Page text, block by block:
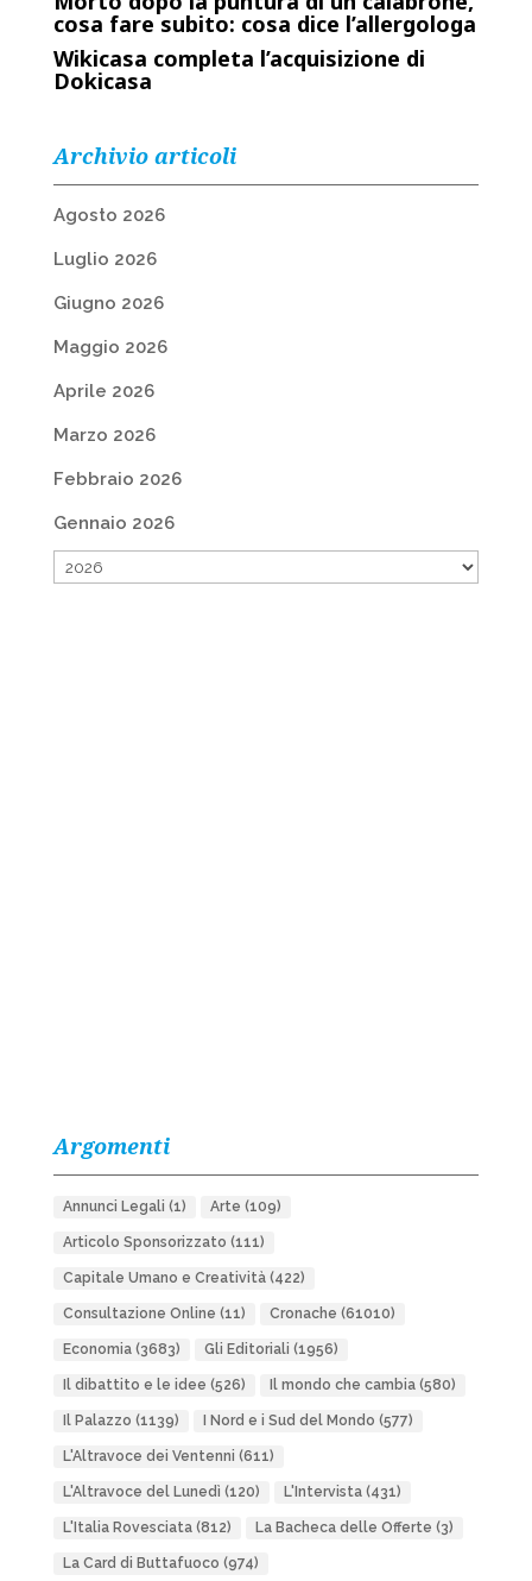
cosa fare subito: cosa dice l’allergologa
Wikicasa completa l’acquisizione di
Dokicasa
Archivio articoli
Agosto 2026
Luglio 2026
Giugno 2026
Maggio 2026
Aprile 2026
Marzo 2026
Febbraio 2026
Gennaio 2026
Argomenti
Annunci Legali (1) Arte (109)
Articolo Sponsorizzato (111)
Capitale Umano e Creatività(422)
Consultazione Online (11) Cronache (61010)
Economia(3683) Gli Editoriali (1956)
Il dibattito e le idee (526) Il mondo che cambia(580)
Il Palazzo (1139) I Nord e i Sud del Mondo (577)
L'Altravoce dei Ventenni (611)
L'Altravoce del Lunedì (120) L'Intervista(431)
L'Italia Rovesciata(812) La Bacheca delle Offerte (3)
La Card di Buttafuoco (974)